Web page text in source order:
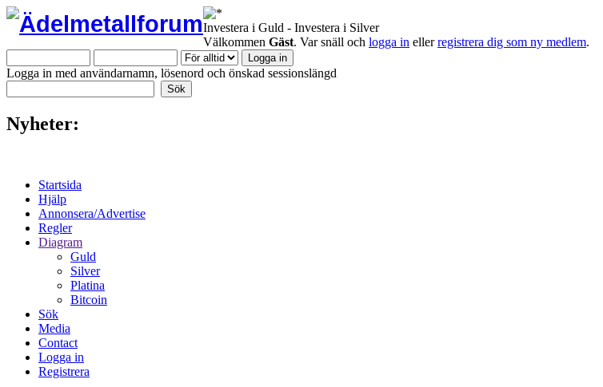
Investera i Guld - Investera i Silver
Välkommen Gäst. Var snäll och logga in ellerregistrera dig som ny medlem.
Logga in med användarnamn, lösenord och önskad sessionslängd
Nyheter:
Startsida
Hjälp
Annonsera/Advertise
Regler
Diagram
Guld
Silver
Platina
Bitcoin
Sök
Media
Contact
Logga in
Registrera